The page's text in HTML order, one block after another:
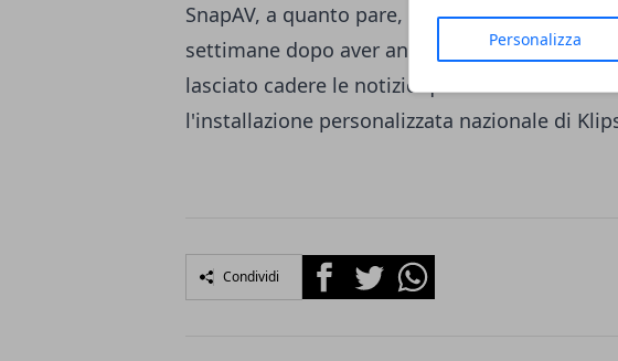
Personalizza
SnapAV, a quanto pare, è intento a
settimane dopo aver annunciato la sua
lasciato cadere le notizie questa settimana
l'installazione personalizzata nazionale di
Condividi FacebookTwitterWhatsapp